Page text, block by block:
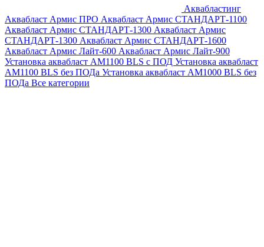
Аквабластинг
Аквабласт Армис ПРО Аквабласт Армис СТАНДАРТ-1100
Аквабласт Армис СТАНДАРТ-1300 Аквабласт Армис
СТАНДАРТ-1300 Аквабласт Армис СТАНДАРТ-1600
Аквабласт Армис Лайт-600 Аквабласт Армис Лайт-900
Установка аквабласт AM1100 BLS с ПОД Установка аквабласт
AM1100 BLS без ПОДа Установка аквабласт AM1000 BLS без
ПОДа Все категории